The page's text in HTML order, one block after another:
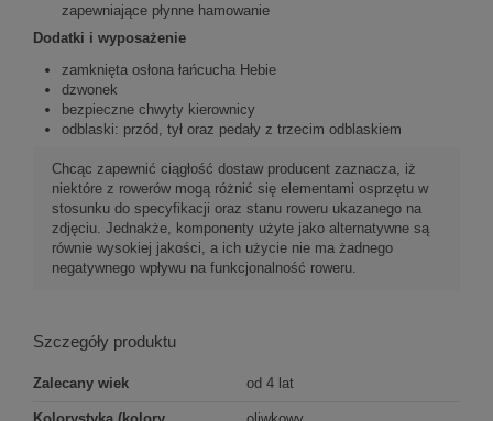
zapewniające płynne hamowanie
Dodatki i wyposażenie
zamknięta osłona łańcucha Hebie
dzwonek
bezpieczne chwyty kierownicy
odblaski: przód, tył oraz pedały z trzecim odblaskiem
Chcąc zapewnić ciągłość dostaw producent zaznacza, iż
niektóre z rowerów mogą różnić się elementami osprzętu w
stosunku do specyfikacji oraz stanu roweru ukazanego na
zdjęciu. Jednakże, komponenty użyte jako alternatywne są
równie wysokiej jakości, a ich użycie nie ma żadnego
negatywnego wpływu na funkcjonalność roweru.
Szczegóły produktu
Zalecany wiek od 4 lat